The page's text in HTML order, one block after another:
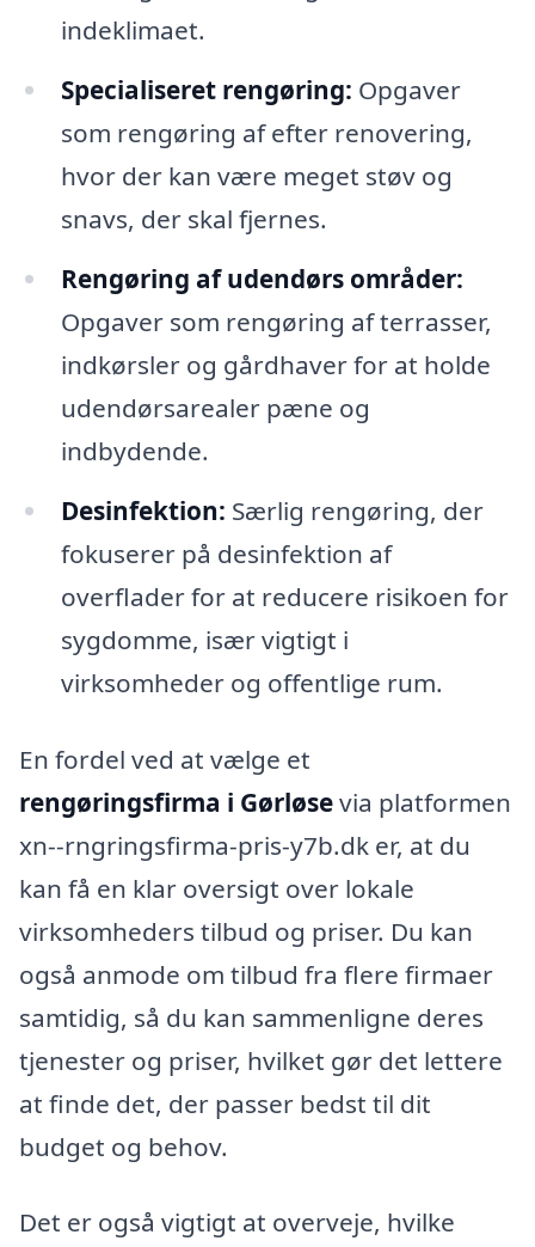
indeklimaet.
Specialiseret rengøring: Opgaver
som rengøring af efter renovering,
hvor der kan være meget støv og
snavs, der skal fjernes.
Rengøring af udendørs områder:
Opgaver som rengøring af terrasser,
indkørsler og gårdhaver for at holde
udendørsarealer pæne og
indbydende.
Desinfektion: Særlig rengøring, der
fokuserer på desinfektion af
overflader for at reducere risikoen for
sygdomme, især vigtigt i
virksomheder og offentlige rum.
En fordel ved at vælge et
rengøringsfirma i Gørløsevia platformen
xn--rngringsfirma-pris-y7b.dk er, at du
kan få en klar oversigt over lokale
virksomheders tilbud og priser. Du kan
også anmode om tilbud fra flere firmaer
samtidig, så du kan sammenligne deres
tjenester og priser, hvilket gør det lettere
at finde det, der passer bedst til dit
budget og behov.
Det er også vigtigt at overveje, hvilke